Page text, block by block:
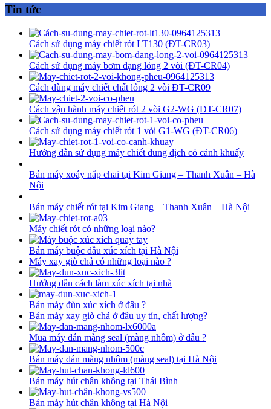
Tin tức
Cách sử dụng máy chiết rót LT130 (ĐT-CR03)
Cách sử dụng máy bơm dạng lỏng 2 vòi (ĐT-CR04)
Cách dùng máy chiết chất lỏng 2 vòi ĐT-CR09
Cách vận hành máy chiết rót 2 vòi G2-WG (ĐT-CR07)
Cách sử dụng máy chiết rót 1 vòi G1-WG (ĐT-CR06)
Hướng dẫn sử dụng máy chiết dung dịch có cánh khuấy
Bán máy xoáy nắp chai tại Kim Giang – Thanh Xuân – Hà
Nội
Bán máy chiết rót tại Kim Giang – Thanh Xuân – Hà Nội
Máy chiết rót có những loại nào?
Bán máy buộc đầu xúc xích tại Hà Nội
Máy xay giò chả có những loại nào ?
Hướng dẫn cách làm xúc xích tại nhà
Bán máy đùn xúc xích ở đâu ?
Bán máy xay giò chả ở đâu uy tín, chất lượng?
Mua máy dán màng seal (màng nhôm) ở đâu ?
Bán máy dán màng nhôm (màng seal) tại Hà Nội
Bán máy hút chân không tại Thái Bình
Bán máy hút chân không tại Hà Nội